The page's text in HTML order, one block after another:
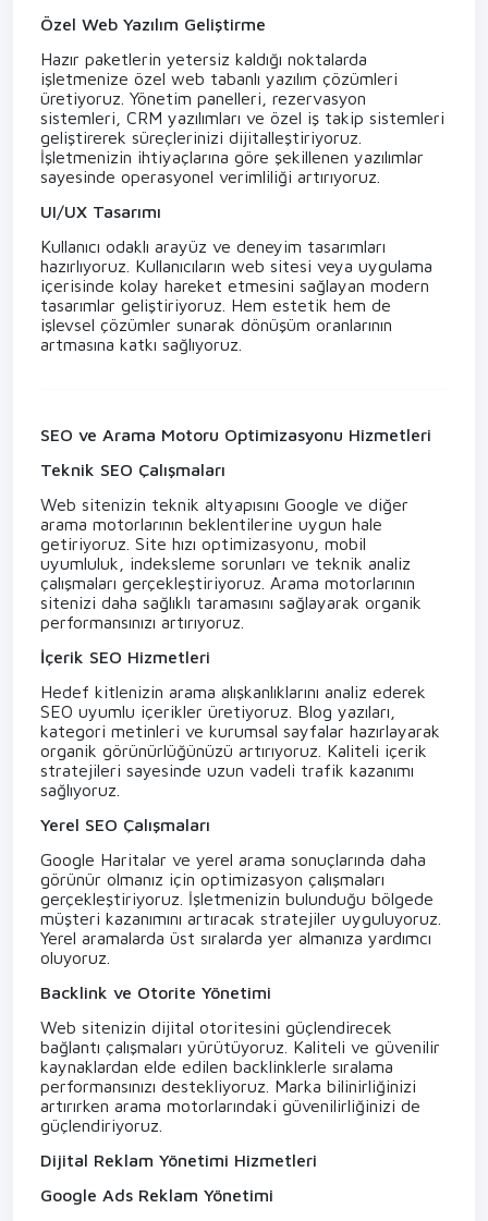
Özel Web Yazılım Geliştirme
Hazır paketlerin yetersiz kaldığı noktalarda
işletmenize özel web tabanlı yazılım çözümleri
üretiyoruz. Yönetim panelleri, rezervasyon
sistemleri, CRM yazılımları ve özel iş takip sistemleri
geliştirerek süreçlerinizi dijitalleştiriyoruz.
İşletmenizin ihtiyaçlarına göre şekillenen yazılımlar
sayesinde operasyonel verimliliği artırıyoruz.
UI/UX Tasarımı
Kullanıcı odaklı arayüz ve deneyim tasarımları
hazırlıyoruz. Kullanıcıların web sitesi veya uygulama
içerisinde kolay hareket etmesini sağlayan modern
tasarımlar geliştiriyoruz. Hem estetik hem de
işlevsel çözümler sunarak dönüşüm oranlarının
artmasına katkı sağlıyoruz.
SEO ve Arama Motoru Optimizasyonu Hizmetleri
Teknik SEO Çalışmaları
Web sitenizin teknik altyapısını Google ve diğer
arama motorlarının beklentilerine uygun hale
getiriyoruz. Site hızı optimizasyonu, mobil
uyumluluk, indeksleme sorunları ve teknik analiz
çalışmaları gerçekleştiriyoruz. Arama motorlarının
sitenizi daha sağlıklı taramasını sağlayarak organik
performansınızı artırıyoruz.
İçerik SEO Hizmetleri
Hedef kitlenizin arama alışkanlıklarını analiz ederek
SEO uyumlu içerikler üretiyoruz. Blog yazıları,
kategori metinleri ve kurumsal sayfalar hazırlayarak
organik görünürlüğünüzü artırıyoruz. Kaliteli içerik
stratejileri sayesinde uzun vadeli trafik kazanımı
sağlıyoruz.
Yerel SEO Çalışmaları
Google Haritalar ve yerel arama sonuçlarında daha
görünür olmanız için optimizasyon çalışmaları
gerçekleştiriyoruz. İşletmenizin bulunduğu bölgede
müşteri kazanımını artıracak stratejiler uyguluyoruz.
Yerel aramalarda üst sıralarda yer almanıza yardımcı
oluyoruz.
Backlink ve Otorite Yönetimi
Web sitenizin dijital otoritesini güçlendirecek
bağlantı çalışmaları yürütüyoruz. Kaliteli ve güvenilir
kaynaklardan elde edilen backlinklerle sıralama
performansınızı destekliyoruz. Marka bilinirliğinizi
artırırken arama motorlarındaki güvenilirliğinizi de
güçlendiriyoruz.
Dijital Reklam Yönetimi Hizmetleri
Google Ads Reklam Yönetimi